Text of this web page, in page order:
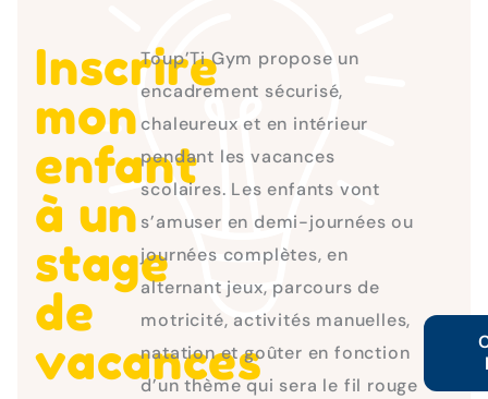
Inscrire
mon
enfant
à un
stage
de
vacances
Toup’Ti Gym propose un
encadrement sécurisé,
chaleureux et en intérieur
pendant les vacances
scolaires. Les enfants vont
s’amuser en demi-journées ou
journées complètes, en
alternant jeux, parcours de
motricité, activités manuelles,
natation et goûter en fonction
d’un thème qui sera le fil rouge